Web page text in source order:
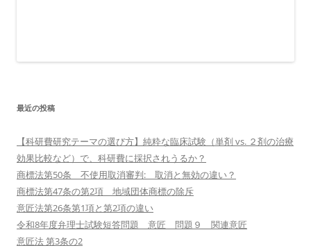
最近の投稿
【科研費研究テーマの選び方】純粋な臨床試験（単剤 vs. ２剤の治療
効果比較など）で、科研費に採択されうるか？
商標法第50条 不使用取消審判: 取消と無効の違い？
商標法第47条の第2項 地域団体商標の除斥
意匠法第26条第1項と第2項の違い
令和8年度弁理士試験短答問題 意匠 問題９ 関連意匠
意匠法 第3条の2